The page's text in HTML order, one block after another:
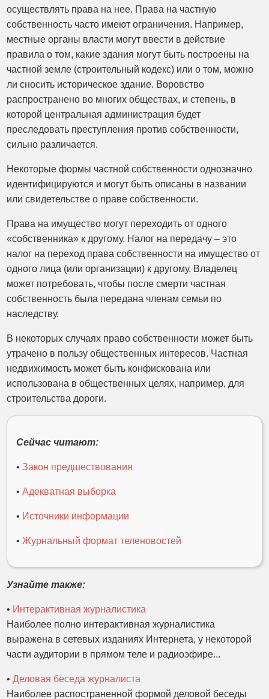
осуществлять права на нее. Права на частную
собственность часто имеют ограничения. Например,
местные органы власти могут ввести в действие
правила о том, какие здания могут быть построены на
частной земле (строительный кодекс) или о том, можно
ли сносить историческое здание. Воровство
распространено во многих обществах, и степень, в
которой центральная администрация будет
преследовать преступления против собственности,
сильно различается.
Некоторые формы частной собственности однозначно
идентифицируются и могут быть описаны в названии
или свидетельстве о праве собственности.
Права на имущество могут переходить от одного
«собственника» к другому. Налог на передачу – это
налог на переход права собственности на имущество от
одного лица (или организации) к другому. Владелец
может потребовать, чтобы после смерти частная
собственность была передана членам семьи по
наследству.
В некоторых случаях право собственности может быть
утрачено в пользу общественных интересов. Частная
недвижимость может быть конфискована или
использована в общественных целях, например, для
строительства дороги.
Сейчас читают:
•Закон предшествования
•Адекватная выборка
• Источники информации
• Журнальный формат теленовостей
Узнайте также:
• Интерактивная журналистика
Наиболее полно интерактивная журналистика
выражена в сетевых изданиях Интернета, у некоторой
части аудитории в прямом теле и радиоэфире...
•Деловая беседа журналиста
Наиболее распостраненной формой деловой беседы